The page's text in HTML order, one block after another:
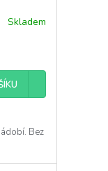
Skladem
Bez